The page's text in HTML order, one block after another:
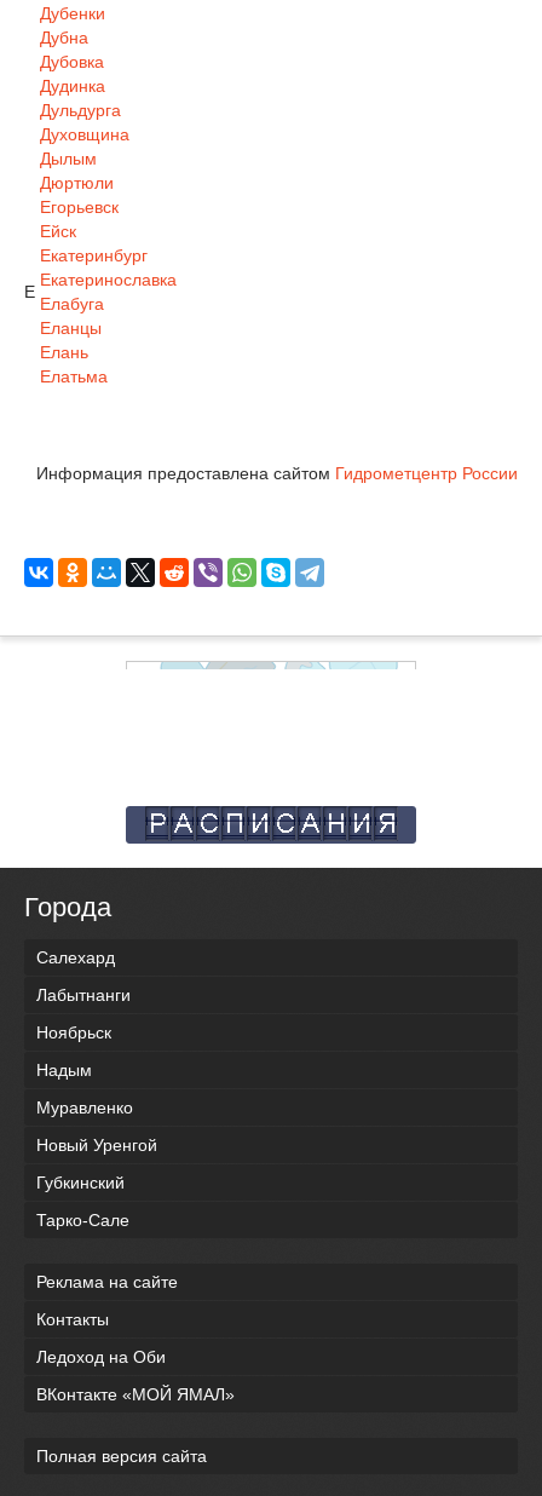
Дубенки
Дубна
Дубовка
Дудинка
Дульдурга
Духовщина
Дылым
Дюртюли
Е
Егорьевск
Ейск
Екатеринбург
Екатеринославка
Елабуга
Еланцы
Елань
Елатьма
Информация предоставлена сайтом Гидрометцентр России
Города
Салехард
Лабытнанги
Ноябрьск
Надым
Муравленко
Новый Уренгой
Губкинский
Тарко-Сале
Реклама на сайте
Контакты
Ледоход на Оби
ВКонтакте «МОЙ ЯМАЛ»
Полная версия сайта